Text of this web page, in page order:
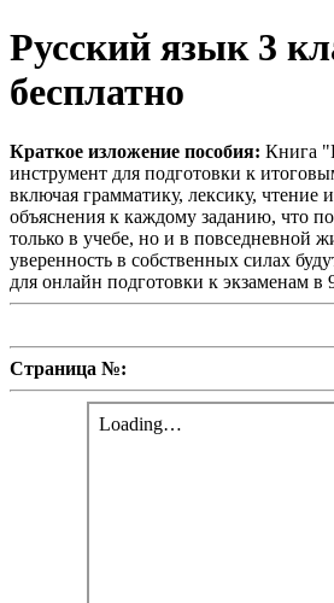
Русский язык 3
бесплатно
Краткое изложение пособия: Книга
инструмент для подготовки к
включая грамматику, лексику,
объяснения к каждому заданию, что
только в учебе, но и в повседневной
уверенность в собственных силах
для онлайн подготовки к экзаменам
Страница №: